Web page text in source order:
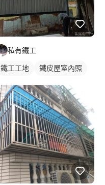
私有鐵工
鐵工工地 鐵皮屋室內照